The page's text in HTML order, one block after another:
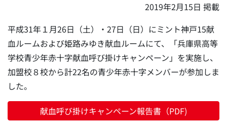
2019年2月15日 掲載
平成31年１月26日（土）・27日（日）にミント神戸15献
血ルームおよび姫路みゆき献血ルームにて、「兵庫県高等
学校青少年赤十字献血呼び掛けキャンペーン」を実施し、
加盟校８校から計22名の青少年赤十字メンバーが参加しま
した。
献血呼び掛けキャンペーン報告書（PDF)